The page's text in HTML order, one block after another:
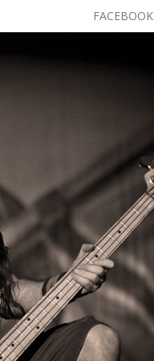
FACEBOOK